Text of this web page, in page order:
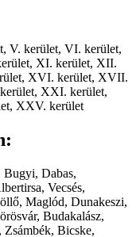
V. kerület, VI. kerület,
XI. kerület, XII.
XVI. kerület, XVII.
XXI. kerület,
XXV. kerület
Bugyi, Dabas,
Vecsés,
Maglód, Dunakeszi,
Budakalász,
Bicske,